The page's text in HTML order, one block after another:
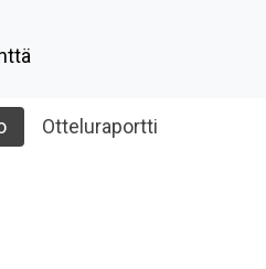
Otteluraportti